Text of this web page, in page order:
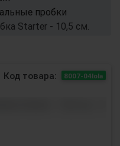
пробки
Starter - 10,5 см.
Код товара: 8007-04lola